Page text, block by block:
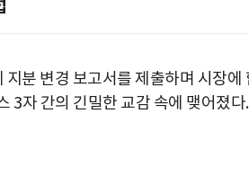
분 변경 보고서를 제출하며 시장
3자 간의 긴밀한 교감 속에 맺어졌다.